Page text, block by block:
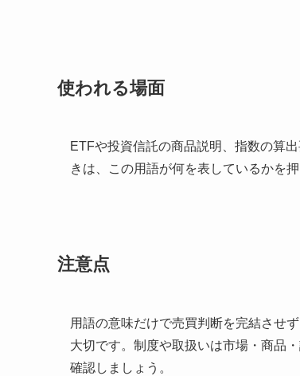
使われる場面
ETFや投資信託の商品説明、指数の算
きは、この用語が何を表しているかを
注意点
用語の意味だけで売買判断を完結させ
大切です。制度や取扱いは市場・商品
確認しましょう。